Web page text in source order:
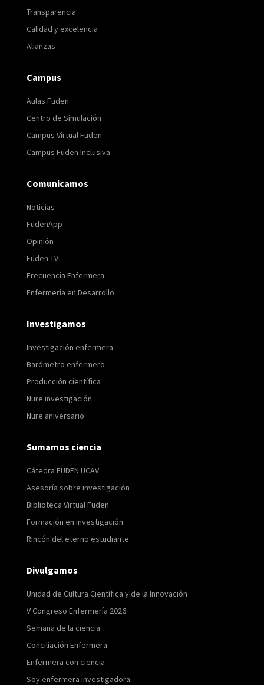
Transparencia
Calidad y excelencia
Alianzas
Campus
Aulas Fuden
Centro de Simulación
Campus Virtual Fuden
Campus Fuden Inclusiva
Comunicamos
Noticias
FudenApp
Opinión
Fuden TV
Frecuencia Enfermera
Enfermería en Desarrollo
Investigamos
Investigación enfermera
Barómetro enfermero
Producción científica
Nure investigación
Nure aniversario
Sumamos ciencia
Cátedra FUDEN UCAV
Asesoría sobre investigación
Biblioteca Virtual Fuden
Formación en investigación
Rincón del eterno estudiante
Divulgamos
Unidad de Cultura Científica y de la Innovación
V Congreso Enfermería 2026
Semana de la ciencia
Conciliación Enfermera
Enfermera con ciencia
Soy enfermera investigadora